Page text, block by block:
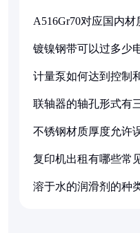
A516Gr70对应国内
镀镍钢带可以过多少
计量泵如何达到控制
联轴器的轴孔形式有
不锈钢材质厚度允许
复印机出租有哪些常
溶于水的润滑剂的种